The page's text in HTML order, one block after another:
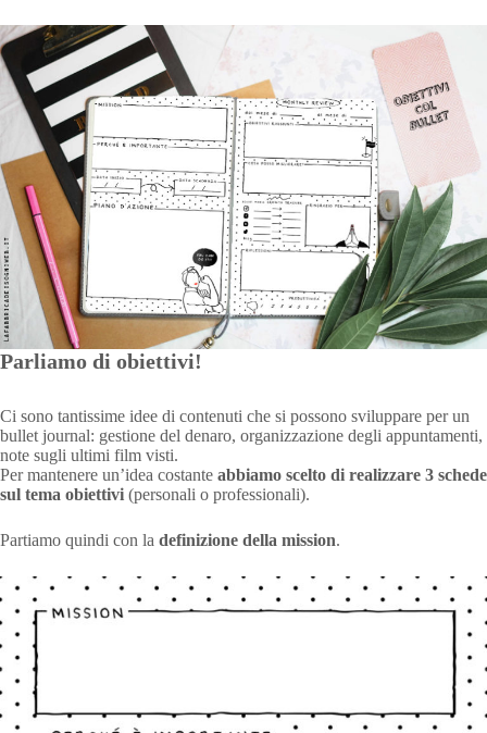
Parliamo di obiettivi!
Ci sono tantissime idee di contenuti che si possono sviluppare per un
bullet journal: gestione del denaro, organizzazione degli appuntamenti,
note sugli ultimi film visti.
Per mantenere un’idea costante abbiamo scelto di realizzare 3 schede
sul tema obiettivi (personali o professionali).
Partiamo quindi con la definizione della mission.